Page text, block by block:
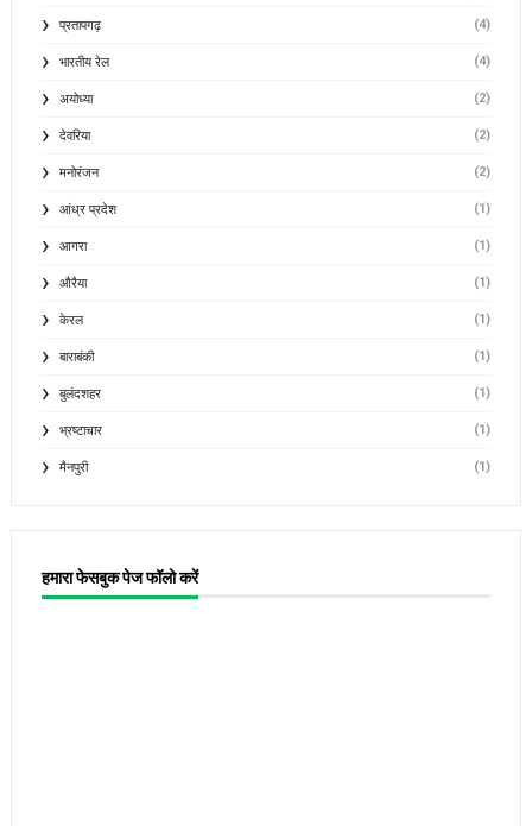
प्रतापगढ़ (4)
भारतीय रेल (4)
अयोध्या (2)
देवरिया (2)
मनोरंजन (2)
आंध्र प्रदेश (1)
आगरा (1)
औरैया (1)
केरल (1)
बाराबंकी (1)
बुलंदशहर (1)
भ्रष्टाचार (1)
मैनपुरी (1)
हमारा फेसबुक पेज फॉलो करें